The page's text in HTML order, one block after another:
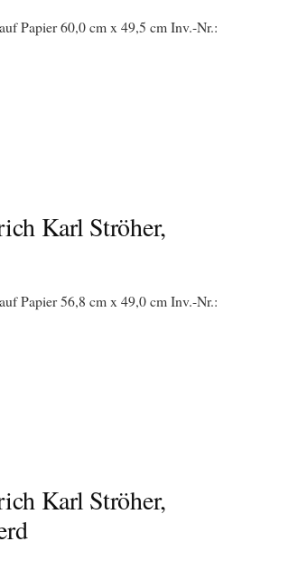
Papier 60,0 cm x 49,5 cm Inv.-Nr.:
Karl Ströher,
Papier 56,8 cm x 49,0 cm Inv.-Nr.:
Karl Ströher,